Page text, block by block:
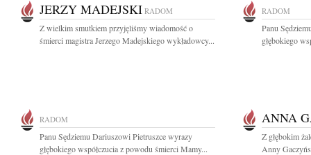
JERZY MADEJSKI RADOM
Z wielkim smutkiem przyjęliśmy wiadomość o
śmierci magistra Jerzego Madejskiego wykładowcy...
RADOM
Panu
głębokiego
RADOM
Panu Sędziemu Dariuszowi Pietruszce wyrazy
głębokiego współczucia z powodu śmierci Mamy...
ANNA
Z głębokim
Anny